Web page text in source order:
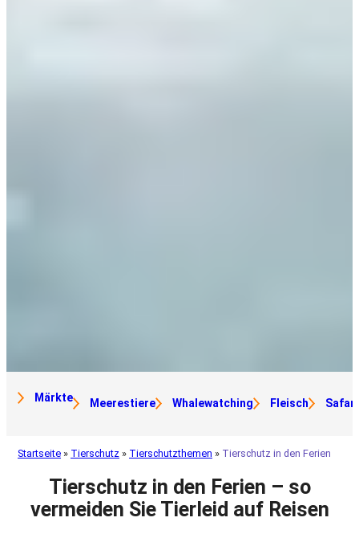
Märkte Meerestiere Whalewatching Fleisch Safari
Startseite » Tierschutz » Tierschutzthemen » Tierschutz in den Ferien
Tierschutz in den Ferien – so
vermeiden Sie Tierleid auf Reisen